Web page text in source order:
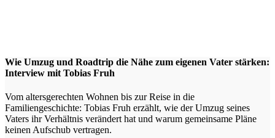
Wie Umzug und Roadtrip die Nähe zum eigenen Vater stärken:
Interview mit Tobias Fruh
Vom altersgerechten Wohnen bis zur Reise in die
Familiengeschichte: Tobias Fruh erzählt, wie der Umzug seines
Vaters ihr Verhältnis verändert hat und warum gemeinsame Pläne
keinen Aufschub vertragen.